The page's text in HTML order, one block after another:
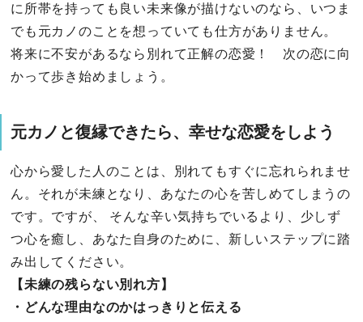
に所帯を持っても良い未来像が描けないのなら、いつま
でも元カノのことを想っていても仕方がありません。
将来に不安があるなら別れて正解の恋愛！ 次の恋に向
かって歩き始めましょう。
元カノと復縁できたら、幸せな恋愛をしよう
心から愛した人のことは、別れてもすぐに忘れられませ
ん。それが未練となり、あなたの心を苦しめてしまうの
です。ですが、 そんな辛い気持ちでいるより、少しず
つ心を癒し、あなた自身のために、新しいステップに踏
み出してください。
【未練の残らない別れ方】
・どんな理由なのかはっきりと伝える